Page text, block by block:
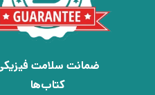
ضمانت سلامت
کتاب‌ها